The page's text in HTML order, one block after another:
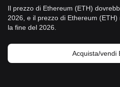
Il prezzo di Ethereum (ETH)
2026, e il prezzo di Ethereum
la fine del 2026.
Acquista/vendi